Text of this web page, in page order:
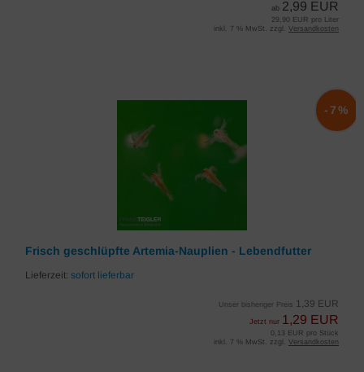
ab 2,99 EUR
29,90 EUR pro Liter
inkl. 7 % MwSt. zzgl. Versandkosten
Frisch geschlüpfte Artemia-Nauplien - Lebendfutter
Lieferzeit: sofort lieferbar
Unser bisheriger Preis 1,39 EUR
Jetzt nur 1,29 EUR
-7%
0,13 EUR pro Stück
inkl. 7 % MwSt. zzgl. Versandkosten